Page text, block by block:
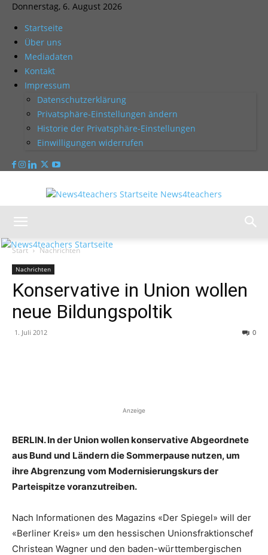
Donnerstag, 6. August 2026
Startseite
Über uns
Mediadaten
Kontakt
Impressum
Datenschutzerklärung
Privatsphäre-Einstellungen ändern
Historie der Privatsphäre-Einstellungen
Einwilligungen widerrufen
News4teachers
Start Nachrichten
Nachrichten
Konservative in Union wollen
neue Bildungspoltik
1. Juli 2012 0
Anzeige
BERLIN. In der Union wollen konservative Abgeordnete
aus Bund und Ländern die Sommerpause nutzen, um
ihre Abgrenzung vom Modernisierungskurs der
Parteispitze voranzutreiben.
Nach Informationen des Magazins «Der Spiegel» will der
«Berliner Kreis» um den hessischen Unionsfraktionschef
Christean Wagner und den baden-württembergischen